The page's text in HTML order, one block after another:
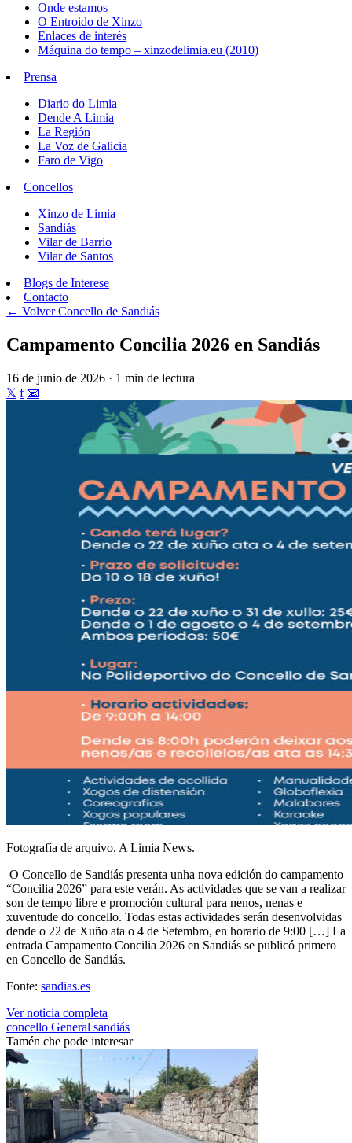
Onde estamos
O Entroido de Xinzo
Enlaces de interés
Máquina do tempo – xinzodelimia.eu (2010)
Prensa
Diario do Limia
Dende A Limia
La Región
La Voz de Galicia
Faro de Vigo
Concellos
Xinzo de Limia
Sandiás
Vilar de Barrio
Vilar de Santos
Blogs de Interese
Contacto
← VolverConcello de Sandiás
Campamento Concilia 2026 en Sandiás
16 de junio de 2026 · 1 min de lectura
𝕏 f 📧
Fotografía de arquivo. A Limia News.
O Concello de Sandiás presenta unha nova edición do campamento
“Concilia 2026” para este verán. As actividades que se van a realizar
son de tempo libre e promoción cultural para nenos, nenas e
xuventude do concello. Todas estas actividades serán desenvolvidas
dende o 22 de Xuño ata o 4 de Setembro, en horario de 9:00 […] La
entrada Campamento Concilia 2026 en Sandiás se publicó primero
en Concello de Sandiás.
Fonte: sandias.es
Ver noticia completa
concello General sandiás
Tamén che pode interesar